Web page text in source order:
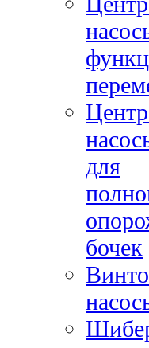
для
бочек